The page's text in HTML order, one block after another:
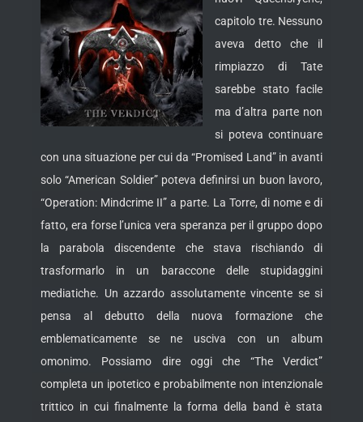
capitolo tre. Nessuno
aveva detto che il
rimpiazzo di Tate
sarebbe stato facile
ma d’altra parte non
si poteva continuare
con una situazione per cui da “Promised Land” in avanti
solo “American Soldier” poteva definirsi un buon lavoro,
“Operation: Mindcrime II” a parte. La Torre, di nome e di
fatto, era forse l’unica vera speranza per il gruppo dopo
la parabola discendente che stava rischiando di
trasformarlo in un baraccone delle stupidaggini
mediatiche. Un azzardo assolutamente vincente se si
pensa al debutto della nuova formazione che
emblematicamente se ne usciva con un album
omonimo. Possiamo dire oggi che “The Verdict”
completa un ipotetico e probabilmente non intenzionale
trittico in cui finalmente la forma della band è stata